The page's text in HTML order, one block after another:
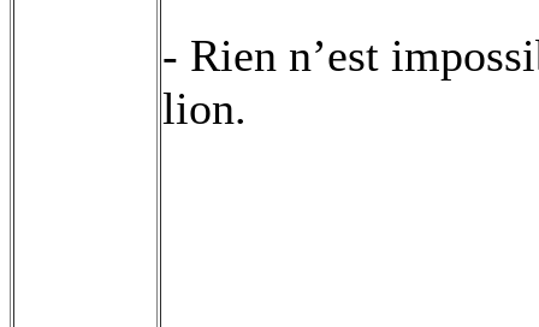
- Rien n’est
lion.